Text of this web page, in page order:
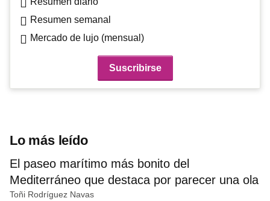
Resumen semanal
Mercado de lujo (mensual)
Lo más leído
El paseo marítimo más bonito del
Mediterráneo que destaca por parecer una ola
Toñi Rodríguez Navas